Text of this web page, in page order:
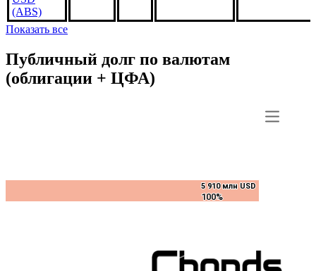
(ABS)
Показать все
Публичный долг по валютам
(облигации + ЦФА)
5 910 млн USD
100%
5 910 млн USD
100%